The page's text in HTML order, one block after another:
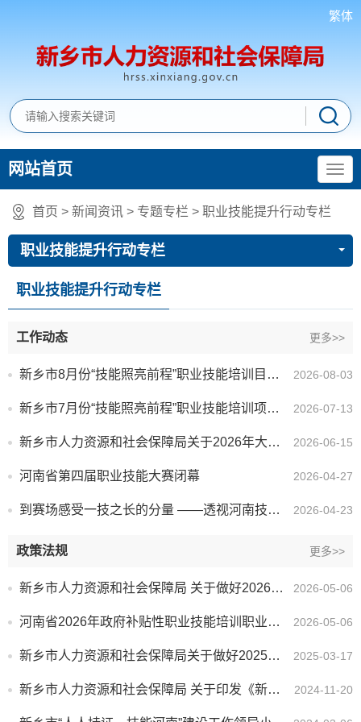
繁体
网站首页
首页 > 新闻资讯 > 专题专栏 > 职业技能提升行动专栏
职业技能提升行动专栏
职业技能提升行动专栏
工作动态 更多>>
新乡市8月份“技能照亮前程”职业技能培训目录清单 2026-08-03
新乡市7月份“技能照亮前程”职业技能培训项目清单 2026-07-13
新乡市人力资源和社会保障局关于2026年大中小学劳动教育优质课（技工院校）评选结果的公示 2026-06-15
河南省第四届职业技能大赛闭幕 2026-04-27
到赛场感受一技之长的分量 ——透视河南技能大赛的“三个维度” 2026-04-23
政策法规 更多>>
新乡市人力资源和社会保障局 关于做好2026年新乡市第一批承担政府补贴性职业技能培训和评价工作的通知 2026-05-06
河南省2026年政府补贴性职业技能培训职业（工种）指导目录 2026-05-06
新乡市人力资源和社会保障局关于做好2025年新乡市第一批承担政府 补贴性职业技能培训和评价工作的通知 2025-03-17
新乡市人力资源和社会保障局 关于印发《新乡市民办职业培训学校管理办法（试行）》的通知 2024-11-20